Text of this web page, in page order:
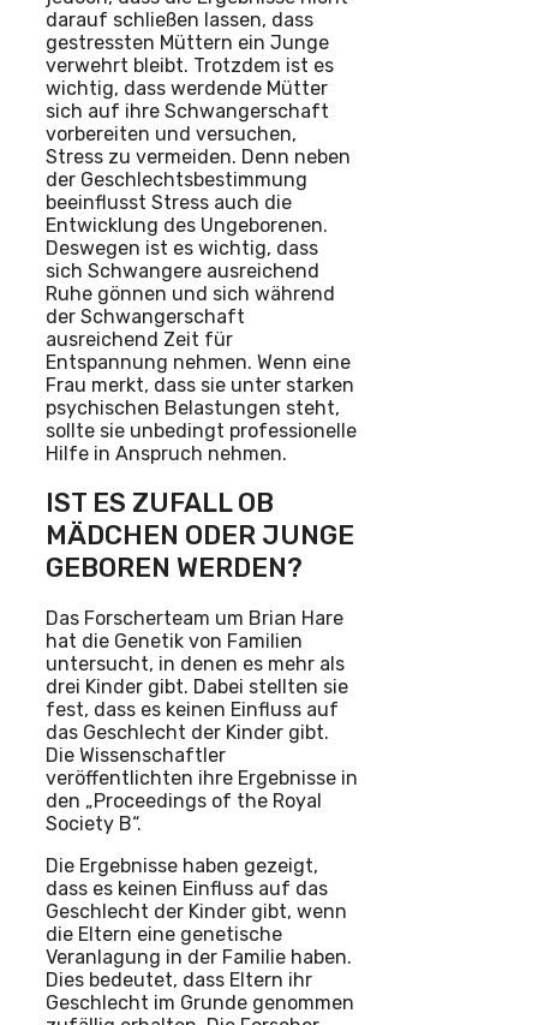
darauf schließen lassen, dass
gestressten Müttern ein Junge
verwehrt bleibt. Trotzdem ist es
wichtig, dass werdende Mütter
sich auf ihre Schwangerschaft
vorbereiten und versuchen,
Stress zu vermeiden. Denn neben
der Geschlechtsbestimmung
beeinflusst Stress auch die
Entwicklung des Ungeborenen.
Deswegen ist es wichtig, dass
sich Schwangere ausreichend
Ruhe gönnen und sich während
der Schwangerschaft
ausreichend Zeit für
Entspannung nehmen. Wenn eine
Frau merkt, dass sie unter starken
psychischen Belastungen steht,
sollte sie unbedingt professionelle
Hilfe in Anspruch nehmen.
IST ES ZUFALL OB
MÄDCHEN ODER JUNGE
GEBOREN WERDEN?
Das Forscherteam um Brian Hare
hat die Genetik von Familien
untersucht, in denen es mehr als
drei Kinder gibt. Dabei stellten sie
fest, dass es keinen Einfluss auf
das Geschlecht der Kinder gibt.
Die Wissenschaftler
veröffentlichten ihre Ergebnisse in
den „Proceedings of the Royal
Society B“.
Die Ergebnisse haben gezeigt,
dass es keinen Einfluss auf das
Geschlecht der Kinder gibt, wenn
die Eltern eine genetische
Veranlagung in der Familie haben.
Dies bedeutet, dass Eltern ihr
Geschlecht im Grunde genommen